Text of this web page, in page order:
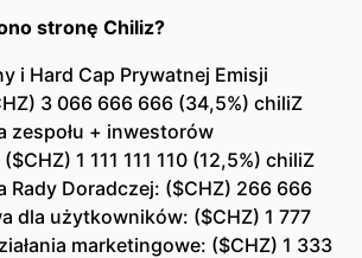
stronę Chiliz?
i Hard Cap Prywatnej Emisji
3 066 666 666 (34,5%) chiliZ
zespołu + inwestorów
1 111 111 110 (12,5%) chiliZ
Rady Doradczej: ($CHZ) 266 666
dla użytkowników: ($CHZ) 1 777
marketingowe: ($CHZ) 1 333